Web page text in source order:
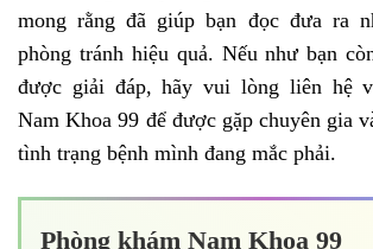
mong rằng đã giúp bạn đọc đưa ra
phòng tránh hiệu quả. Nếu như bạn
được giải đáp, hãy vui lòng liên hệ
Nam Khoa 99 để được gặp chuyên gia
tình trạng bệnh mình đang mắc phải.
Phòng khám Nam Khoa 99